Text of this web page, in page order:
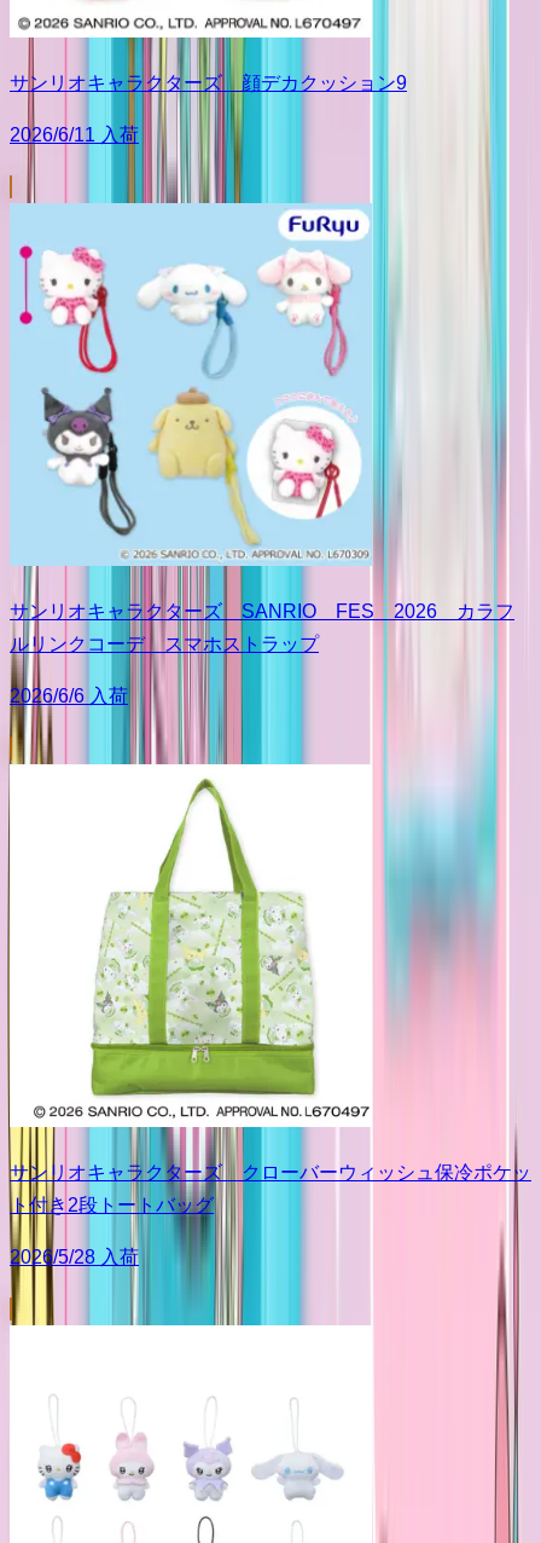
サンリオキャラクターズ 顔デカクッション9
2026/6/11 入荷
サンリオキャラクターズ SANRIO FES 2026 カラフ
ルリンクコーデ スマホストラップ
2026/6/6 入荷
サンリオキャラクターズ クローバーウィッシュ保冷ポケッ
ト付き2段トートバッグ
2026/5/28 入荷